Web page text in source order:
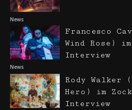
News
News
Francesco
Wind Rose)
Interview
Rody Walker
Hero) im
Interview